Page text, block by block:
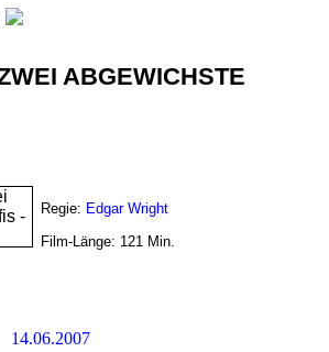
ABGEWICHSTE
Regie: Edgar Wright
Film-Länge: 121 Min.
14.06.2007